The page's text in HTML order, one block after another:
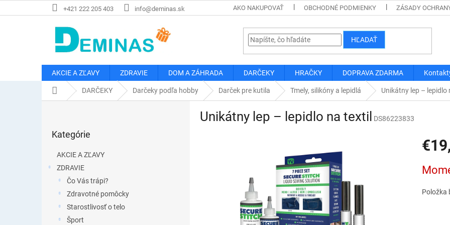
na
+421 222 205 403 info@deminas.sk AKO NAKUPOVAŤ OBCHODNÉ PODMIENKY ZÁSADY
HĽADAŤ
AKCIE A ZĽAVY ZDRAVIE DOM A ZÁHRADA DARČEKY HRAČKY DOPRAVA ZDARMA
DomovDARČEKY Darčeky podľa hobby Darček pre kutila Tmely, silikóny a lepidlá Unikátny lep – lepidlo
kategórie
Kategórie
AKCIE A ZĽAVY
ZDRAVIE
Čo Vás trápi?
Zdravotné pomôcky
Starostlivosť o telo
Šport
Unikátny lep – lepidlo na textil DS86223833
cena:
Položka